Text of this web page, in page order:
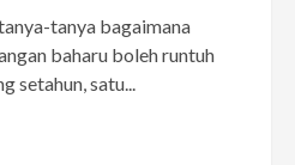
tanya bagaimana
baharu boleh runtuh
setahun, satu...